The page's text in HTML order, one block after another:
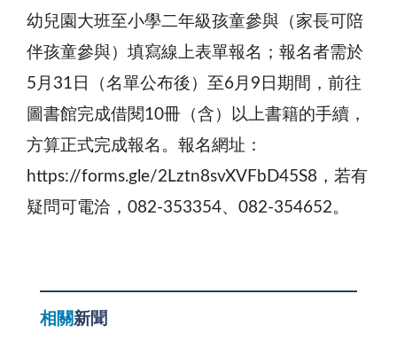
幼兒園大班至小學二年級孩童參與（家長可陪
伴孩童參與）填寫線上表單報名；報名者需於
5月31日（名單公布後）至6月9日期間，前往
圖書館完成借閱10冊（含）以上書籍的手續，
方算正式完成報名。報名網址：
https://forms.gle/2Lztn8svXVFbD45S8，若有
疑問可電洽，082-353354、082-354652。
相關新聞